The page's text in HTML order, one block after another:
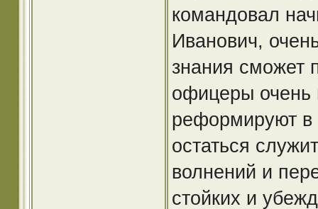
командовал
Иванович,
знания сможет
офицеры очень
реформируют в
остаться
волнений и
стойких и